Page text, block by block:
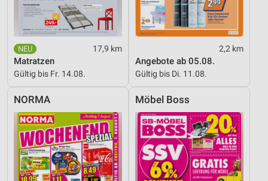
17,9 km
Matratzen
Gültig bis Fr. 14.08.
2,2 km
Angebote ab 05.08.
Gültig bis Di. 11.08.
NORMA Möbel Boss